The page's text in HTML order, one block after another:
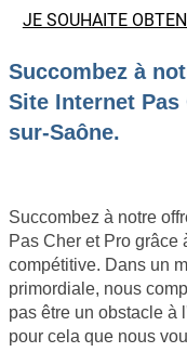
JE SOUHAITE
Succombez à
Site Internet
sur-Saône.
Succombez à notre
Pas Cher et Pro grâce
compétitive. Dans un
primordiale, nous
pas être un obstacle à
pour cela que nous